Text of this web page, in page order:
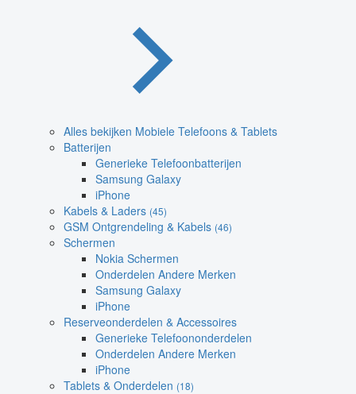
Alles bekijken Mobiele Telefoons & Tablets
Batterijen
Generieke Telefoonbatterijen
Samsung Galaxy
iPhone
Kabels & Laders (45)
GSM Ontgrendeling & Kabels (46)
Schermen
Nokia Schermen
Onderdelen Andere Merken
Samsung Galaxy
iPhone
Reserveonderdelen & Accessoires
Generieke Telefoononderdelen
Onderdelen Andere Merken
iPhone
Tablets & Onderdelen (18)